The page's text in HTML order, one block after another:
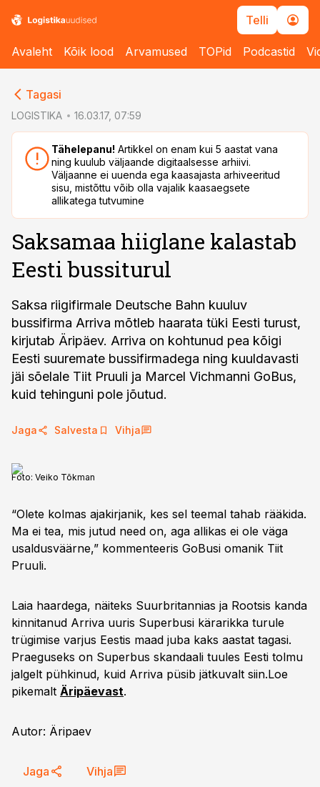
Telli
Avaleht Kõik lood Arvamused TOPid Podcastid
Tagasi
LOGISTIKA 16.03.17, 07:59
Tähelepanu! Artikkel on enam kui 5 aastat vana
ning kuulub väljaande digitaalsesse arhiivi.
Väljaanne ei uuenda ega kaasajasta arhiveeritud
sisu, mistõttu võib olla vajalik kaasaegsete
allikatega tutvumine
Saksamaa hiiglane kalastab
Eesti bussiturul
Saksa riigifirmale Deutsche Bahn kuuluv
bussifirma Arriva mõtleb haarata tüki Eesti turust,
kirjutab Äripäev. Arriva on kohtunud pea kõigi
Eesti suuremate bussifirmadega ning kuuldavasti
jäi sõelale Tiit Pruuli ja Marcel Vichmanni GoBus,
kuid tehinguni pole jõutud.
Jaga Salvesta Vihja
Foto: Veiko Tõkman
“Olete kolmas ajakirjanik, kes sel teemal tahab rääkida.
Ma ei tea, mis jutud need on, aga allikas ei ole väga
usaldusväärne,” kommenteeris GoBusi omanik Tiit
Pruuli.
Laia haardega, näiteks Suurbritannias ja Rootsis kanda
kinnitanud Arriva uuris Superbusi kärarikka turule
trügimise varjus Eestis maad juba kaks aastat tagasi.
Praeguseks on Superbus skandaali tuules Eesti tolmu
jalgelt pühkinud, kuid Arriva püsib jätkuvalt siin.Loe
pikemalt Äripäevast.
Autor: Äripaev
Jaga Vihja